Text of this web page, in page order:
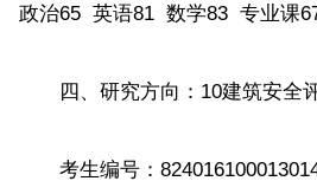
政治65 英语81 数学83 专业课
四、研究方向：10建筑安全
考生编号：